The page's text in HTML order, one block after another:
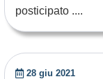
posticipato ....
28 giu 2021